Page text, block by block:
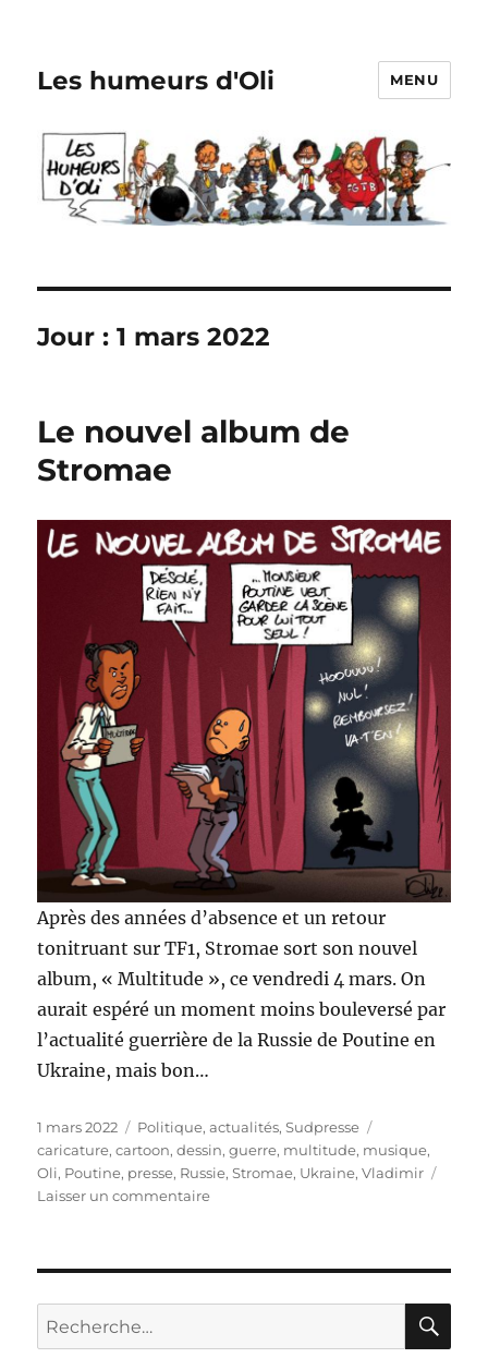
Les humeurs d'Oli MENU
Jour :1 mars 2022
Le nouvel album de
Stromae
Après des années d’absence et un retour
tonitruant sur TF1, Stromae sort son nouvel
album, « Multitude », ce vendredi 4 mars. On
aurait espéré un moment moins bouleversé par
l’actualité guerrière de la Russie de Poutine en
Ukraine, mais bon…
Publié
le
1 mars 2022 Catégories
Politique, actualités,Sudpresse
caricature,cartoon,dessin,guerre, multitude, musique,
Oli, Poutine, presse, Russie,Stromae, Ukraine,Vladimir
Laisser un commentairesur
Stromae
Recherche
pour :